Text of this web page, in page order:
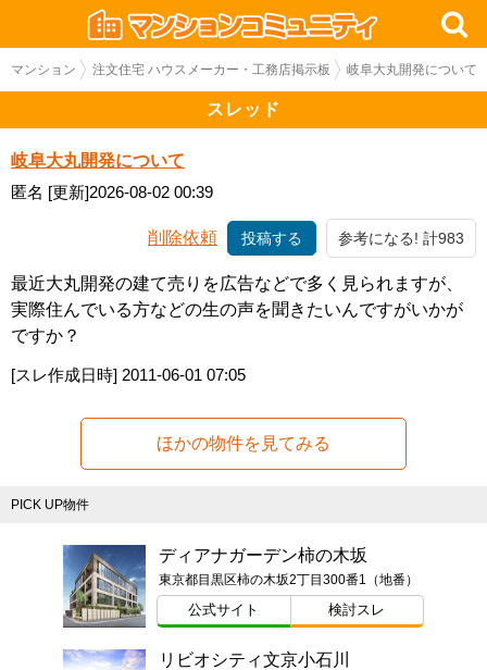
マンション 注文住宅 ハウスメーカー・工務店掲示板 岐阜大丸開発について
スレッド
岐阜大丸開発について
匿名 [更新]2026-08-02 00:39
削除依頼 投稿する 参考になる! 計983
最近大丸開発の建て売りを広告などで多く見られますが、
実際住んでいる方などの生の声を聞きたいんですがいかが
ですか？
[スレ作成日時] 2011-06-01 07:05
ほかの物件を見てみる
PICK UP物件
ディアナガーデン柿の木坂
東京都目黒区柿の木坂2丁目300番1（地番）
公式サイト 検討スレ
リビオシティ文京小石川